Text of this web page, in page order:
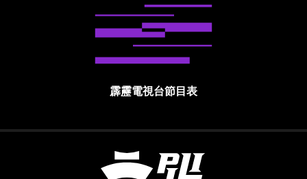
霹靂電視台節目表
霹靂國際多媒體股份有限公司 PILI